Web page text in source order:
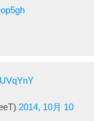
2014, 10月 10